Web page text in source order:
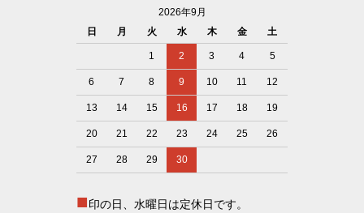
2026年9月
日
月 火 水 木 金 土
1 2 3 4 5
6 7 8 9 10 11 12
13 14 15 16 17 18 19
20 21 22 23 24 25 26
27 28 29 30
■印の日、水曜日は定休日です。